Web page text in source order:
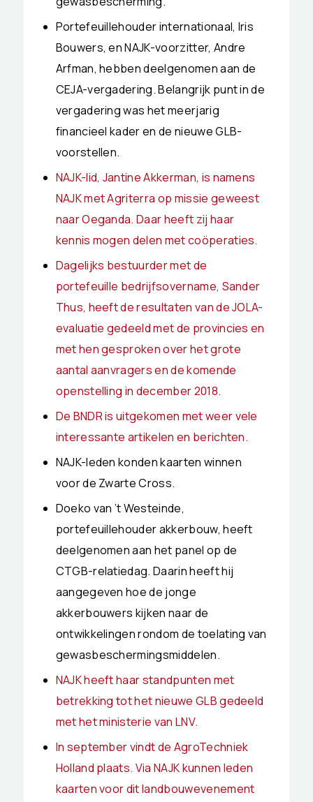
Portefeuillehouder internationaal, Iris
Bouwers, en NAJK-voorzitter, Andre
Arfman, hebben deelgenomen aan de
CEJA-vergadering. Belangrijk punt in de
vergadering was het meerjarig
financieel kader en de nieuwe GLB-
voorstellen.
NAJK-lid, Jantine Akkerman, is namens
NAJK met Agriterra op missie geweest
naar Oeganda. Daar heeft zij haar
kennis mogen delen met coöperaties.
Dagelijks bestuurder met de
portefeuille bedrijfsovername, Sander
Thus, heeft de resultaten van de JOLA-
evaluatie gedeeld met de provincies en
met hen gesproken over het grote
aantal aanvragers en de komende
openstelling in december 2018.
De BNDR is uitgekomen met weer vele
interessante artikelen en berichten.
NAJK-leden konden kaarten winnen
voor de Zwarte Cross.
Doeko van ’t Westeinde,
portefeuillehouder akkerbouw, heeft
deelgenomen aan het panel op de
CTGB-relatiedag. Daarin heeft hij
aangegeven hoe de jonge
akkerbouwers kijken naar de
ontwikkelingen rondom de toelating van
gewasbeschermingsmiddelen.
NAJK heeft haar standpunten met
betrekking tot het nieuwe GLB gedeeld
met het ministerie van LNV.
In september vindt de AgroTechniek
Holland plaats. Via NAJK kunnen leden
kaarten voor dit landbouwevenement